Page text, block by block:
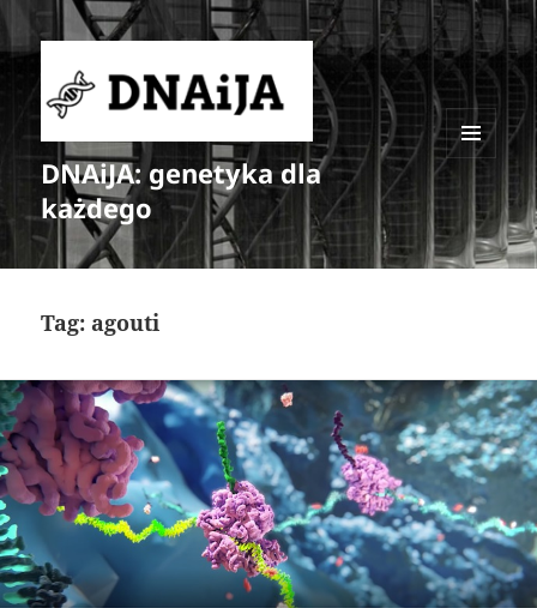
DNAiJA: genetyka dla
każdego
MENU
WIDGETY
Tag: agouti